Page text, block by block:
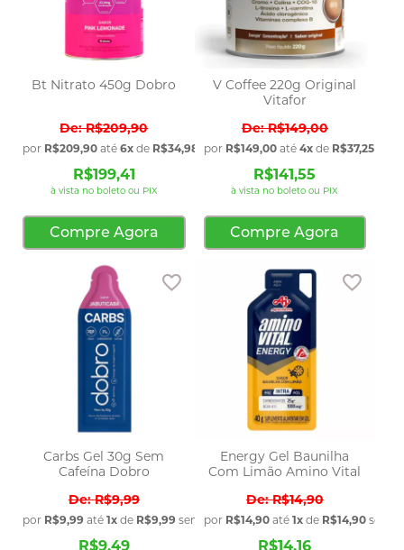
Bt Nitrato 450g Dobro
R$209,90
por R$209,90 até 6x de R$34,98 sem juros
R$199,41
à vista no boleto ou PIX
Compre Agora
V Coffee 220g Original
Vitafor
R$149,00
por R$149,00até 4xde R$37,25sem
R$141,55
à vista no boleto ou PIX
Compre Agora
Carbs Gel 30g Sem
Cafeína Dobro
R$9,99
por R$9,99 até 1x de R$9,99 sem juros
R$9,49
Adicionar aos favoritos
Energy Gel Baunilha
Com Limão Amino Vital
R$14,90
por R$14,90até 1xde R$14,90sem
R$14,16